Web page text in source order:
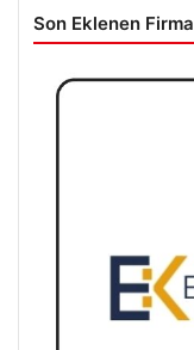
Son Eklenen